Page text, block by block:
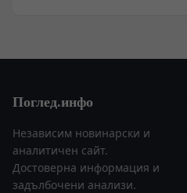
Поглед.инфо
Независим новинарски и
аналитичен сайт.
Достоверна информация и
задълбочени анализи.